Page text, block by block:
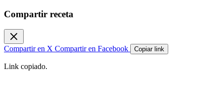
Compartir receta
Compartir en X Compartir en Facebook Copiar link
Link copiado.